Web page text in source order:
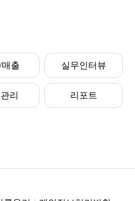
매출 실무인터뷰
리 리포트